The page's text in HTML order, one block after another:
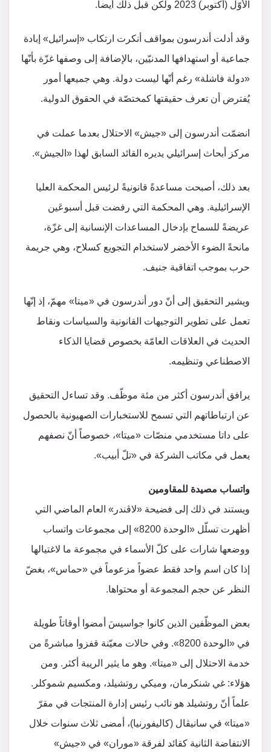
الأوّل (أكتوبر) 2023 ولكن قبل ذلك أيضاً.
وقد أدلت أندرسون بمواقف أنكرت ارتكاب «إسرائيل» إبادة
جماعية أو استهدافها المدنيّين، بالإضافة إلى وصفها غزّة بأنّها
«دولة فاشلة» رغم أنّها ليست دولة. وهي جميعها أمور
يُفترض أن تعرف حقيقتها كمختصّة في الحقوق الدولية.
انضمّت أندرسون إلى «جيش» الاحتلال بعدما عملت في
مركز أبحاث إسرائيلي يديره القائد السابق لهذا «الجيش».
بعد ذلك، أصبحت مساعدةً قانونيةً لرئيس المحكمة العليا
الإسرائيلية. وهي المحكمة التي رفضت قبل أسبوعَين
عريضةً للسماح بإدخال المساعدات الإنسانية إلى غزّة،
مانحةً الضوء الأخضر لاستخدام التجويع كسلاح، وهي جريمة
حرب بموجب اتفاقية جنيف.
ويشير التحقيق إلى أنّ دور أندرسون في «ميتا» مهمّ، إذ إنّها
تعمل على تطوير التوجيهات القانونية والسياسات ونقاط
الحديث في العلاقات العامّة بخصوص قضايا الذكاء
الاصطناعي وتنظيمه.
يرافق أندرسون أكثر من مئة موظّف. وقد تساءل التحقيق
عن ارتباطاتهم التي تسمح للاستخبارات الصهيونية بالحصول
على داتا مستخدمي منصّات «ميتا»، خصوصاً أنّ نصفهم
يعمل في مكاتب الشركة في «تلّ أبيب».
واتساب مصيدة للمقاومين
ويستند في ذلك إلى فضيحة «لاڤندر» العام الماضي التي
أظهرت تسلّل «الوحدة 8200» إلى مجموعات واتساب
ووضعها شارات على كلّ الأسماء في مجموعة ما لاغتيالها
إذا كان اسم واحد فقط عضواً مزعوماً في «حماس»، بغضّ
النظر عن حجم المجموعة أو محتواها.
بعض الموظّفين الذين كانوا جواسيسَ أمضوا أوقاتاً طويلة
في «الوحدة 8200». وفي حالات معيّنة قفزوا مباشرةً من
خدمة الاحتلال إلى «ميتا». وهو ما يثير الريبة أكثر. ومن
هؤلاء: غي شنكرمان، وميكي روتشيلد، ومكسيم شموكلر.
علماً أنّ روتشيلد هو نائب رئيس إدارة المنتجات في مقرّ
«ميتا» في سانيڤال (كاليفورنيا)، أمضى ثلاث سنوات خلال
الانتفاضة الثانية كقائد لفرقة «موران» في «جيش»